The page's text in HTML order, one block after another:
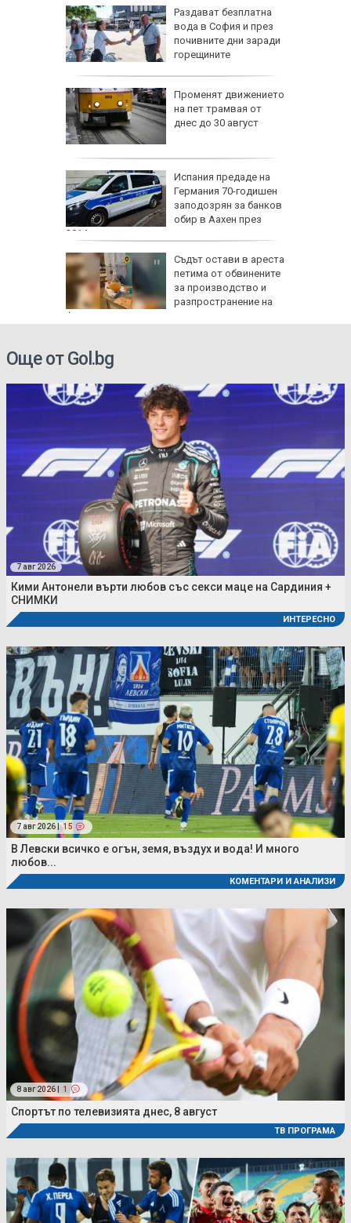
Раздават безплатна
вода в София и през
почивните дни заради
горещините
Променят движението
на пет трамвая от
днес до 30 август
Испания предаде на
Германия 70-годишен
заподозрян за банков
обир в Аахен през
2014 г.
Съдът остави в ареста
петима от обвинените
за производство и
разпространение на
фентанил
Още от Gol.bg
7 авг 2026
Кими Антонели върти любов със секси маце на Сардиния +
СНИМКИ
ИНТЕРЕСНО
7 авг 2026 | 15
В Левски всичко е огън, земя, въздух и вода! И много
любов...
КОМЕНТАРИ И АНАЛИЗИ
8 авг 2026 | 1
Спортът по телевизията днес, 8 август
ТВ ПРОГРАМА